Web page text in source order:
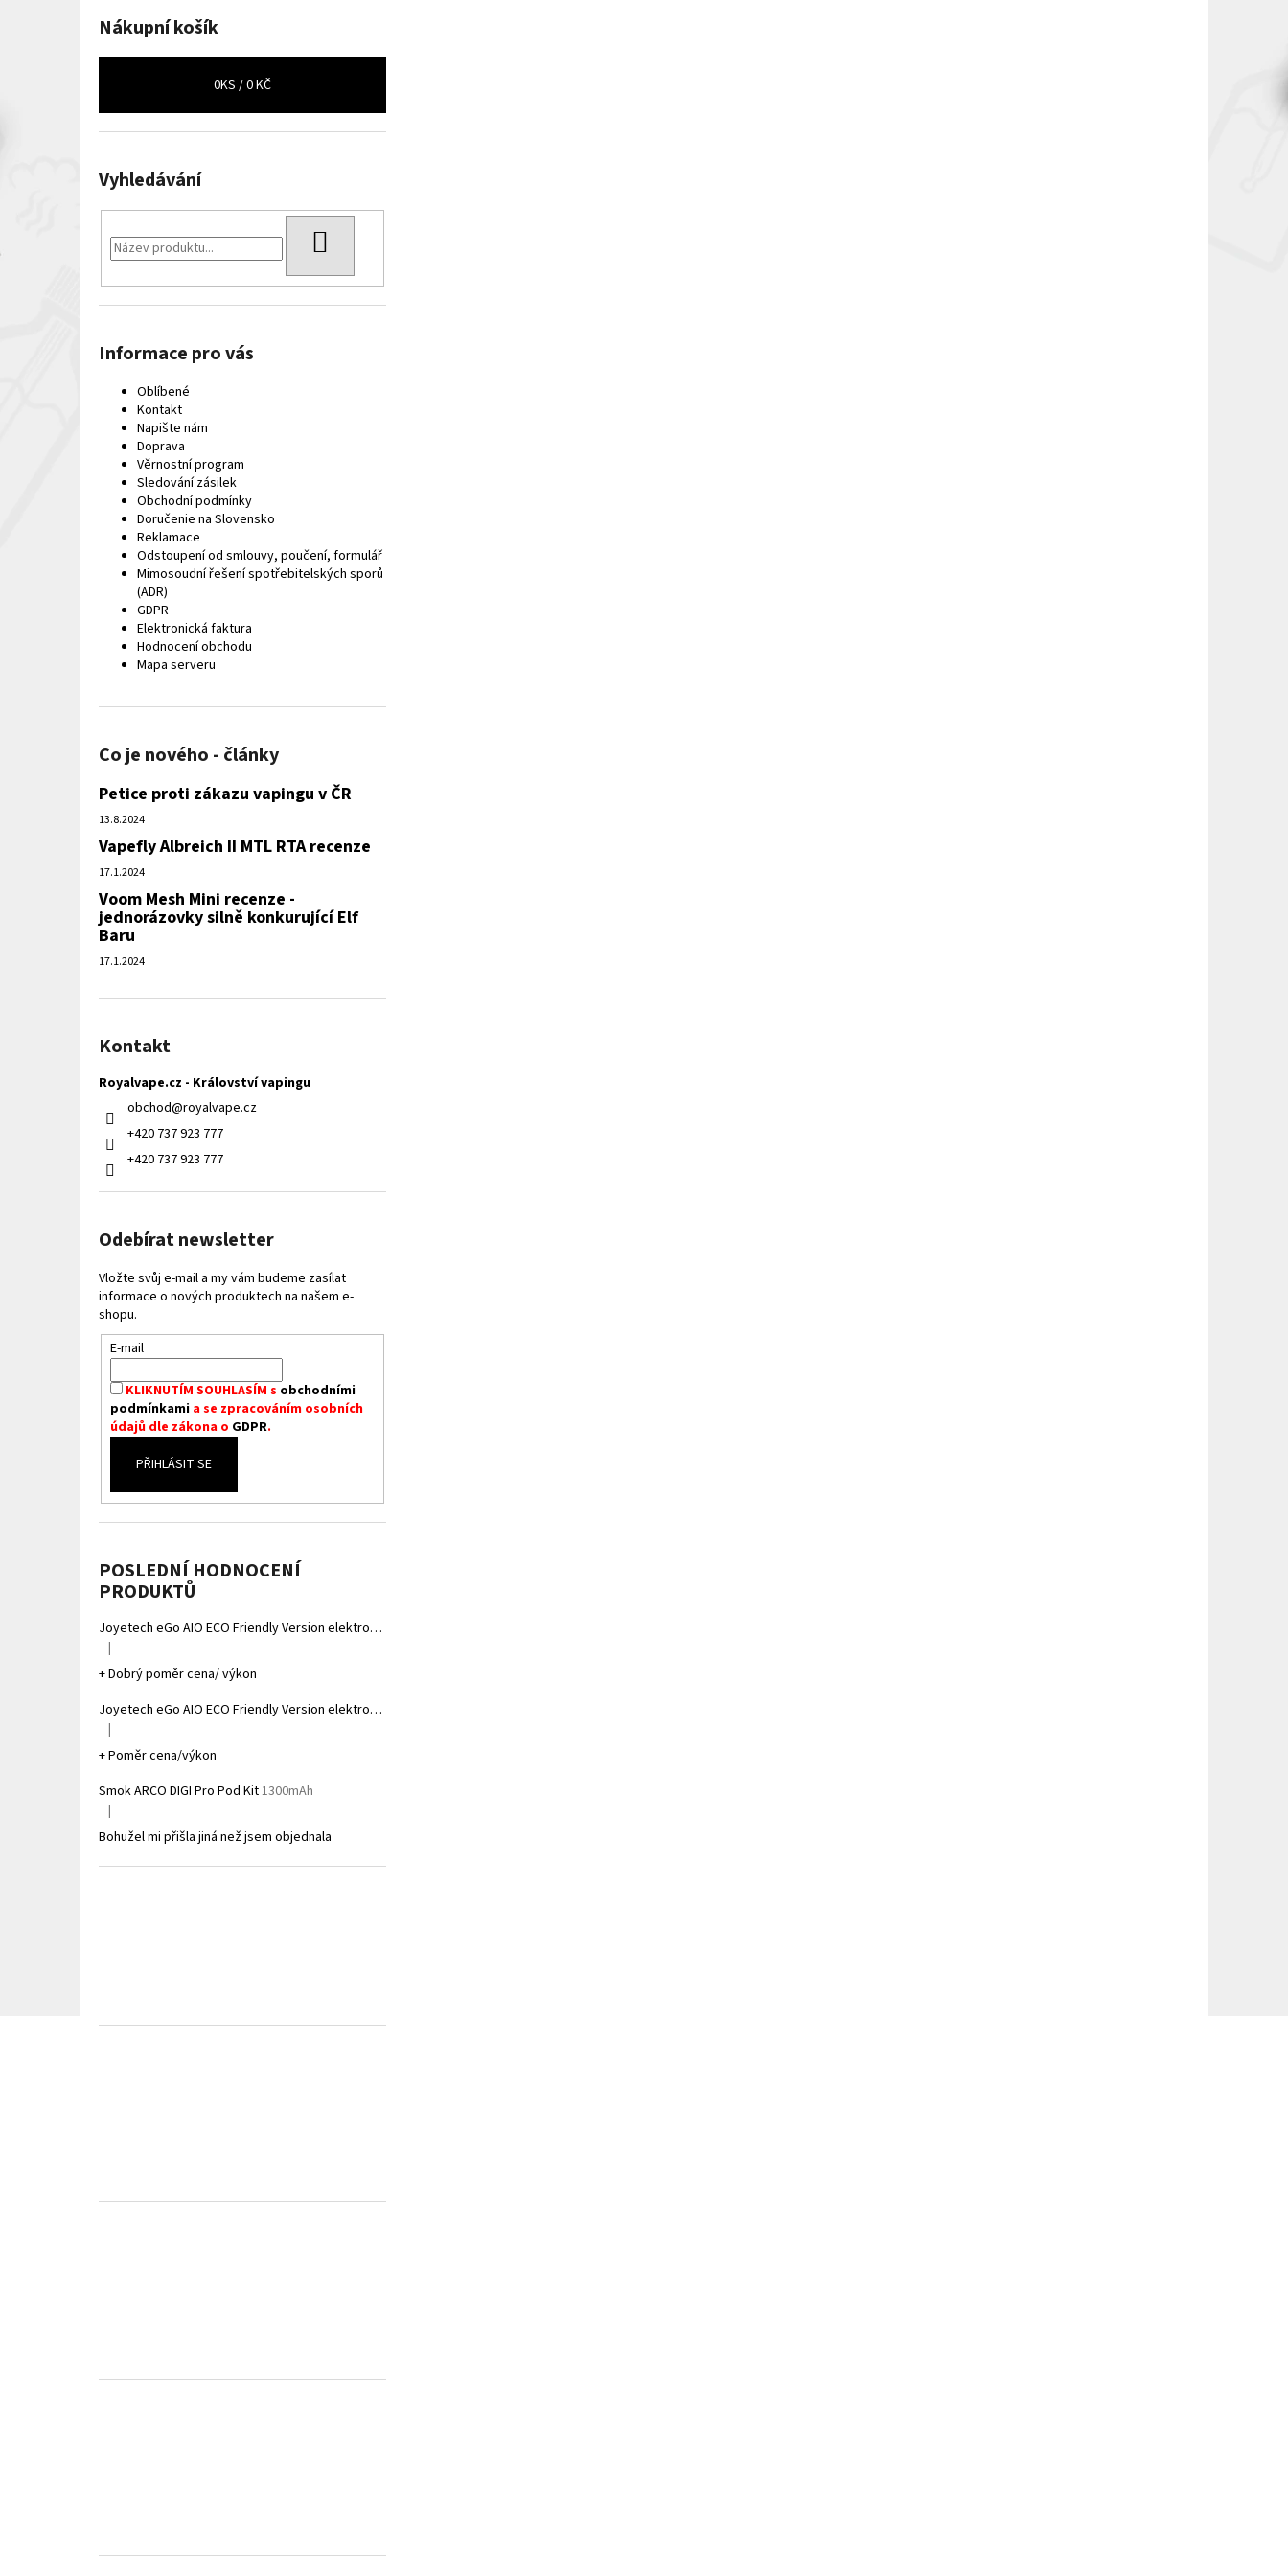
Nákupní košík
0KS /0 KČ
Vyhledávání
Informace pro vás
Oblíbené
Kontakt
Napište nám
Doprava
Věrnostní program
Sledování zásilek
Obchodní podmínky
Doručenie na Slovensko
Reklamace
Odstoupení od smlouvy, poučení, formulář
Mimosoudní řešení spotřebitelských sporů
(ADR)
GDPR
Elektronická faktura
Hodnocení obchodu
Mapa serveru
Co je nového - články
Petice proti zákazu vapingu v ČR
13.8.2024
Vapefly Albreich II MTL RTA recenze
17.1.2024
Voom Mesh Mini recenze -
jednorázovky silně konkurující Elf
Baru
17.1.2024
Kontakt
Royalvape.cz - Království vapingu
obchod@royalvape.cz
+420 737 923 777
+420 737 923 777
Odebírat newsletter
Vložte svůj e-mail a my vám budeme zasílat
informace o nových produktech na našem e-
shopu.
E-mail
KLIKNUTÍM SOUHLASÍM s obchodními
podmínkamia se zpracováním osobních
údajů dle zákona o GDPR.
PŘIHLÁSIT SE
POSLEDNÍ HODNOCENÍ
PRODUKTŮ
Joyetech eGo AIO ECO Friendly Version elektronická cigareta 1700mAh Gradient Grey
Hodnocení produktu je 5 z 5 hvězdiček.
|
+ Dobrý poměr cena/ výkon
Joyetech eGo AIO ECO Friendly Version elektronická cigareta 1700mAh Gradient Yellow
Hodnocení produktu je 5 z 5 hvězdiček.
|
+ Poměr cena/výkon
Smok ARCO DIGI Pro Pod Kit1300mAh
Hodnocení produktu je 1 z 5 hvězdiček.
|
Bohužel mi přišla jiná než jsem objednala